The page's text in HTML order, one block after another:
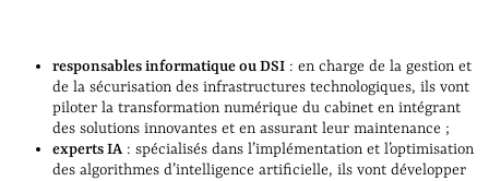
responsables informatique ou DSI : en charge de la gestion et
de la sécurisation des infrastructures technologiques, ils vont
piloter la transformation numérique du cabinet en intégrant
des solutions innovantes et en assurant leur maintenance ;
experts IA: spécialisés dans l’implémentation et l’optimisation
des algorithmes d’intelligence artificielle, ils vont développer